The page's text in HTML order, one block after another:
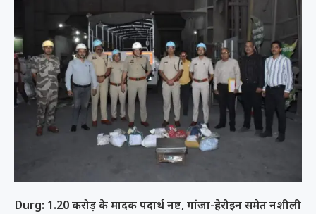
Durg: 1.20 करोड़ के मादक पदार्थ नष्ट, गांजा-हेरोइन समेत नशीली